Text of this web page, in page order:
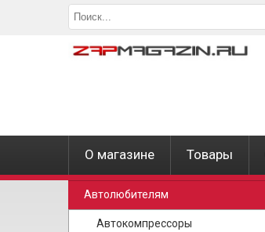
О магазине Товары
Автолюбителям
Автокомпрессоры